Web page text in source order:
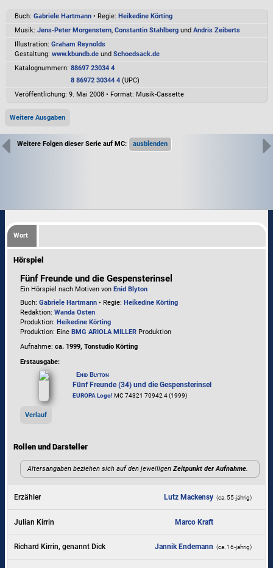
Buch: Gabriele Hartmann • Regie: Heikedine Körting
Musik: Jens-Peter Morgenstern, Constantin Stahlberg und Andris Zeiberts
Illustration: Graham Reynolds
Gestaltung: www.kbundb.de und Schoedsack.de
Katalognummern: 88697 23034 4
8 86972 30344 4 (UPC)
Veröffentlichung: 9. Mai 2008 • Format: Musik-Cassette
Weitere Ausgaben
Weitere Folgen dieser Serie auf MC:
Wort
Hörspiel
Fünf Freunde und die Gespensterinsel
Ein Hörspiel nach Motiven vonEnid Blyton
Buch:Gabriele Hartmann • Regie:Heikedine Körting
Redaktion:Wanda Osten
Produktion:Heikedine Körting
Produktion: EineBMG ARIOLA MILLER Produktion
Aufnahme:ca. 1999, Tonstudio Körting
Erstausgabe:
Enid Blyton
Fünf Freunde (34) und die Gespensterinsel
EUROPA Logo!MC 74321 70942 4 (1999)
Verlauf
Rollen und Darsteller
Altersangaben beziehen sich auf den jeweiligenZeitpunkt der Aufnahme.
Erzähler Lutz Mackensy (ca. 55‑jährig)
Julian Kirrin Marco Kraft
Richard Kirrin, genannt Dick Jannik Endemann (ca. 16‑jährig)